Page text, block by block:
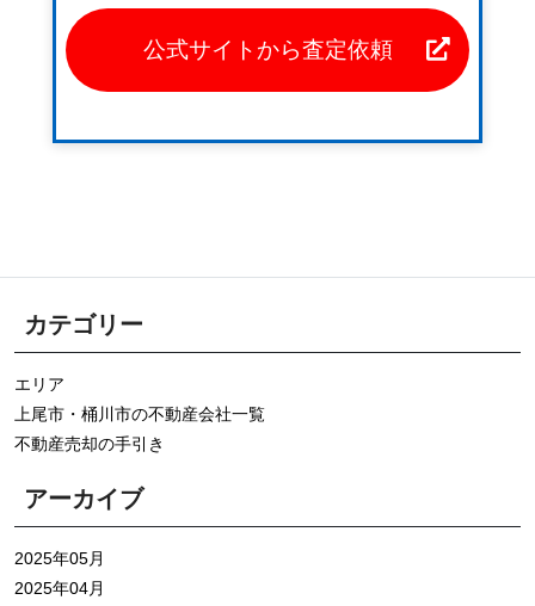
公式サイトから査定依頼
カテゴリー
エリア
上尾市・桶川市の不動産会社一覧
不動産売却の手引き
アーカイブ
2025年05月
2025年04月